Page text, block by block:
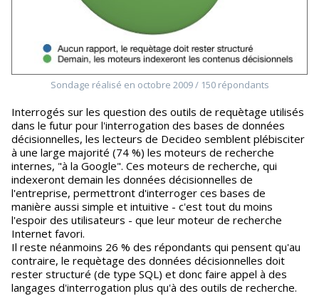
Sondage réalisé en octobre 2009 / 150 répondants
Interrogés sur les question des outils de requètage utilisés
dans le futur pour l'interrogation des bases de données
décisionnelles, les lecteurs de Decideo semblent plébisciter
à une large majorité (74 %) les moteurs de recherche
internes, "à la Google". Ces moteurs de recherche, qui
indexeront demain les données décisionnelles de
l'entreprise, permettront d'interroger ces bases de
manière aussi simple et intuitive - c'est tout du moins
l'espoir des utilisateurs - que leur moteur de recherche
Internet favori.
Il reste néanmoins 26 % des répondants qui pensent qu'au
contraire, le requètage des données décisionnelles doit
rester structuré (de type SQL) et donc faire appel à des
langages d'interrogation plus qu'à des outils de recherche.